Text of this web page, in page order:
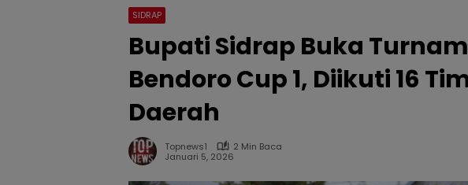
SIDRAP
Bupati Sidrap Buka
Bendoro Cup 1, Diikuti 16
Daerah
Topnews1
2 Min Baca
Januari 5, 2026